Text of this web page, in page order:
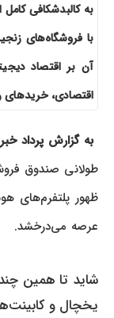
به کالبدشکافی
با فروشگاه‌های
آن بر اقتصاد
اقتصادی، خریدهای
به گزارش پرداد
طولانی صندوق
ظهور پلتفرم‌های
عرصه می‌درخشد.
شاید تا همین
یخچال و